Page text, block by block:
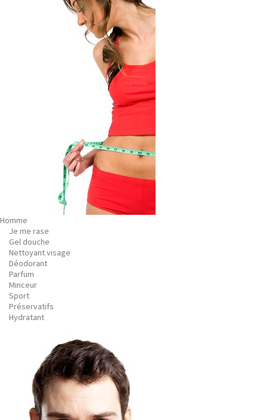
Homme
Je me rase
Gel douche
Nettoyant visage
Déodorant
Parfum
Minceur
Sport
Préservatifs
Hydratant